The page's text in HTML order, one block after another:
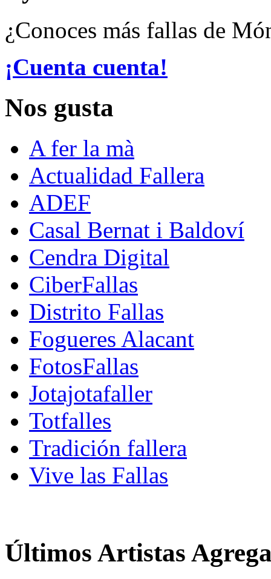
¿Conoces más fallas de
¡Cuenta cuenta!
Nos gusta
A fer la mà
Actualidad Fallera
ADEF
Casal Bernat i Baldoví
Cendra Digital
CiberFallas
Distrito Fallas
Fogueres Alacant
FotosFallas
Jotajotafaller
Totfalles
Tradición fallera
Vive las Fallas
Últimos Artistas